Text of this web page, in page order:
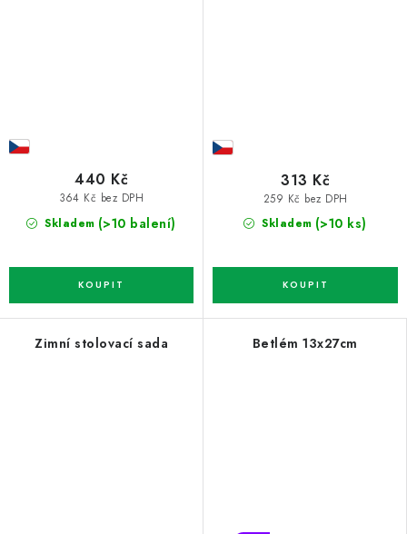
Skladem (>10 balení)
364 Kč bez DPH
440 Kč
Skladem (>10 ks)
259 Kč bez DPH
313 Kč
Zimní stolovací sada Betlém 13x27cm